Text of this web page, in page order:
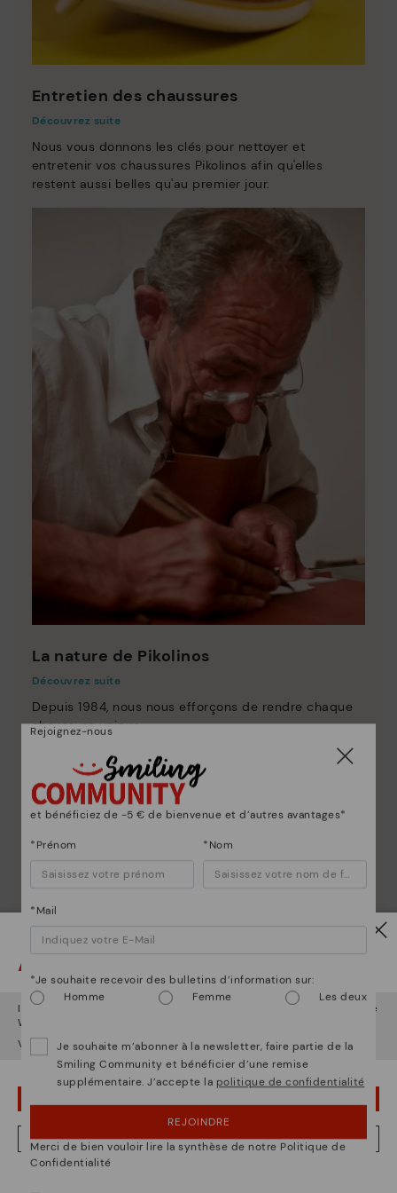
Entretien des chaussures
Découvrez suite
Nous vous donnons les clés pour nettoyer et
entretenir vos chaussures Pikolinos afin qu'elles
restent aussi belles qu'au premier jour.
La nature de Pikolinos
Découvrez suite
Depuis 1984, nous nous efforçons de rendre chaque
chaussure unique.
Attention !
Il semble que vous êtes enÉtats-Unis
et vous allez accéder au site
Web de
Voulez-vous aller sur le site Web deÉtats-Unis?
NON, JE VEUX ALLER SUR LE SITE WEB DU BELGIQUE
Rejoignez-nous
et bénéficiez de -5 € de bienvenue et d’autres avantages*
*Prénom *Nom
*Mail
*Je souhaite recevoir des bulletins d’information sur:
Homme
Femme Les deux
Je souhaite m’abonner à la newsletter, faire partie de la
Smiling Community et bénéficier d’une remise
supplémentaire. J’accepte la politique de confidentialité
REJOINDRE
Merci de bien vouloir lire la synthèse de notre Politique de
Confidentialité